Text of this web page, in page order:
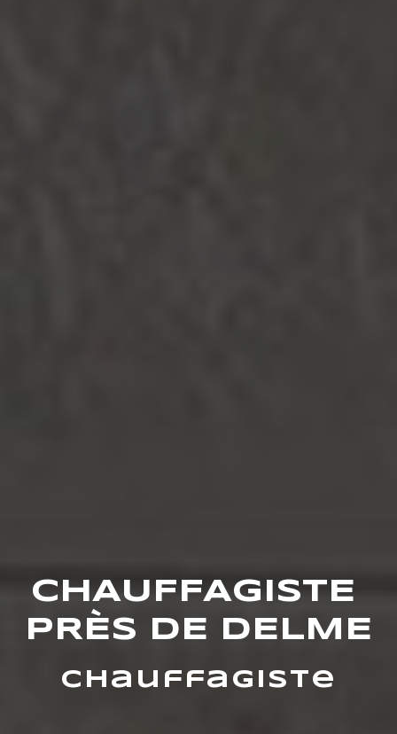
CHAUFFAGISTE
PRÈS DE DELME
Chauffagiste